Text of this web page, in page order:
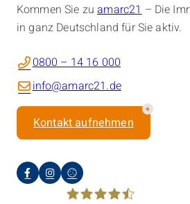
Kommen Sie zuamarc21– Die
in ganz Deutschland für Sie aktiv.
0800 – 14 16 000
info@amarc21.de
Kontakt aufnehmen